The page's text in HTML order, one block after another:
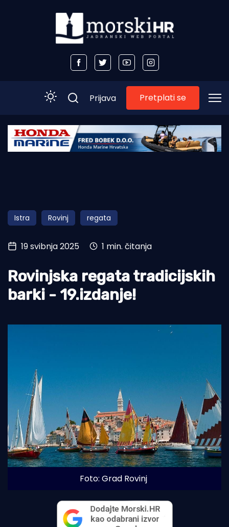
Početna
Obala
Otoci
Turizam i nautika
Pomorstvo
Ribolov
Prijava Pretplati se
Istra Rovinj regata
19 svibnja 2025 1 min. čitanja
Rovinjska regata tradicijskih
barki - 19.izdanje!
Foto: Grad Rovinj